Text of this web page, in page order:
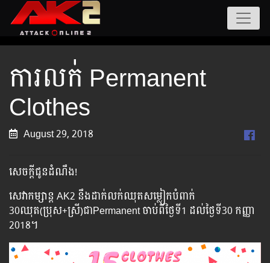
ការលក់ Permanent
Clothes
August 29, 2018
សេចក្តីជូនដំណឹង!
សេវាកម្សាន្ត AK2 នឹងដាក់លក់ឈុតសម្លៀកបំពាក់
30ឈុត(ប្រុស+ស្រី)ជាPermanent ចាប់ពីថ្ងៃទី1 ដល់ថ្ងៃទី30 កញ្ញា
2018។